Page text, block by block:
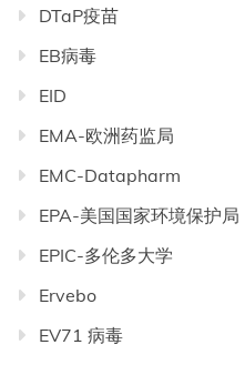
DTaP疫苗
EB病毒
EID
EMA-欧洲药监局
EMC-Datapharm
EPA-美国国家环境保护局
EPIC-多伦多大学
Ervebo
EV71 病毒